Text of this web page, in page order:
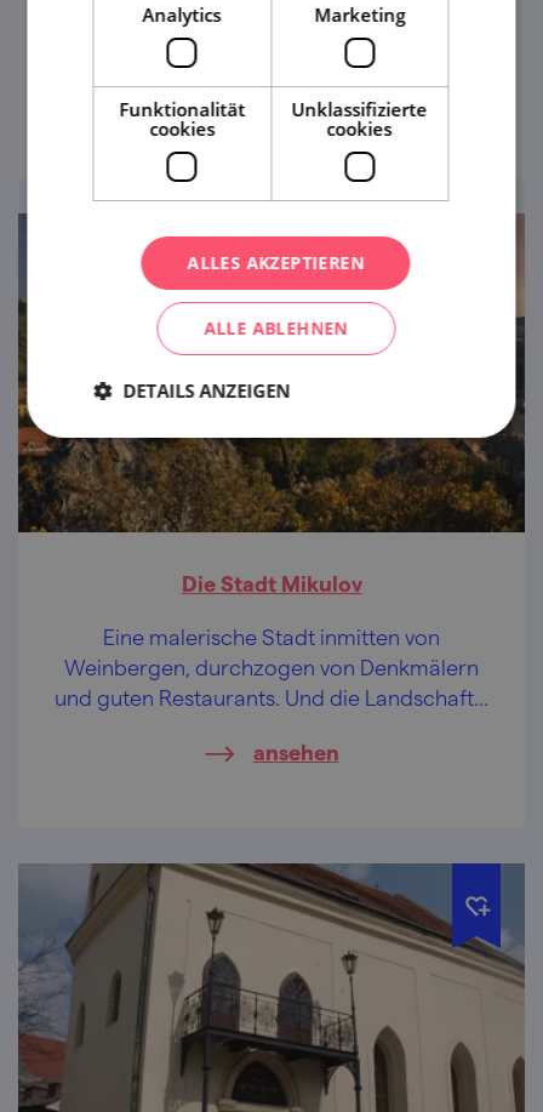
reisewert. In dieser anziehenden Stadt
befindet sich eine der ältesten Synagogen in
ansehen
Die Stadt Mikulov
Eine malerische Stadt inmitten von
Weinbergen, durchzogen von Denkmälern
und guten Restaurants. Und die Landschaft...
ansehen
Analytics Marketing
Funktionalität
cookies
Unklassifizierte
cookies
ALLES AKZEPTIEREN
ALLE ABLEHNEN
DETAILS ANZEIGEN